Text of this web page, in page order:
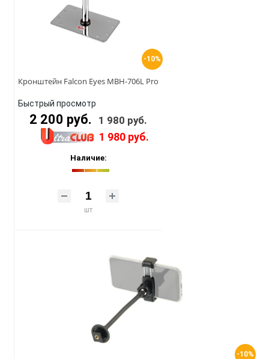
-10%
Кронштейн Falcon Eyes MBH-706L Pro
Быстрый просмотр
2 200 руб. 1 980 руб.
1 980 руб.
Наличие:
шт
-10%